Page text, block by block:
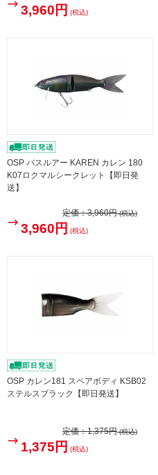
3,960円 (税込)
OSP バスルアー KAREN カレン 180
K07ロクマルシークレット【即日発
送】
定価：3,960円(税込)
3,960円 (税込)
OSP カレン181 スペアボディ KSB02
ステルスブラック【即日発送】
定価：1,375円(税込)
1,375円 (税込)